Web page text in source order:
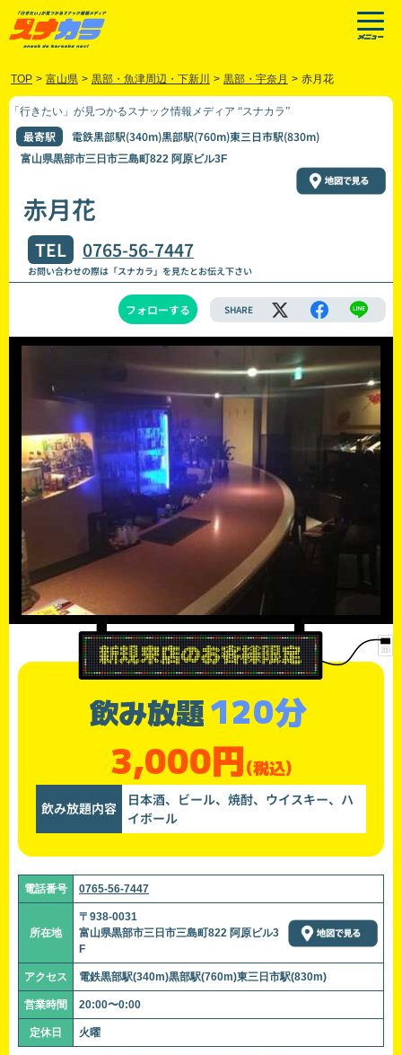
TOP > 富山県 > 黒部・魚津周辺・下新川 > 黒部・宇奈月 > 赤月花
「行きたい」が見つかるスナック情報メディア “スナカラ”
最寄駅 電鉄黒部駅(340m)黒部駅(760m)東三日市駅(830m)
富山県黒部市三日市三島町822 阿原ビル3F
赤月花
TEL 0765-56-7447
お問い合わせの際は「スナカラ」を見たとお伝え下さい
フォローする SHARE
飲み放題120分
3,000円(税込)
飲み放題内容
日本酒、ビール、焼酎、ウイスキー、ハ
イボール
電話番号 0765-56-7447
所在地
〒938-0031
富山県黒部市三日市三島町822 阿原ビル3
F
アクセス 電鉄黒部駅(340m)黒部駅(760m)東三日市駅(830m)
営業時間 20:00〜0:00
定休日 火曜